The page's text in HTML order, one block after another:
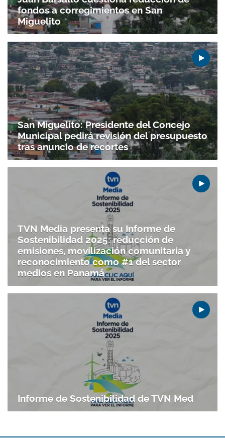
fondos a corregimientos en San
Miguelito
San Miguelito: Presidente del Concejo
Municipal pedirá revisión del presupuesto
tras anuncio de recortes
TVN Media presenta su Informe de
Sostenibilidad 2025: reducción de
emisiones, movilización comunitaria y
reconocimiento como #1 del sector
medios en Panamá
Informe de Sostenibilidad de TVN Med